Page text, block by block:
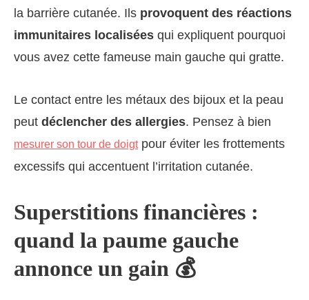
la barrière cutanée. Ils provoquent des réactions
immunitaires localisées qui expliquent pourquoi
vous avez cette fameuse main gauche qui gratte.
Le contact entre les métaux des bijoux et la peau
peut déclencher des allergies. Pensez à bien
mesurer son tour de doigtpour éviter les frottements
excessifs qui accentuent l’irritation cutanée.
Superstitions financières :
quand la paume gauche
annonce un gain 💰